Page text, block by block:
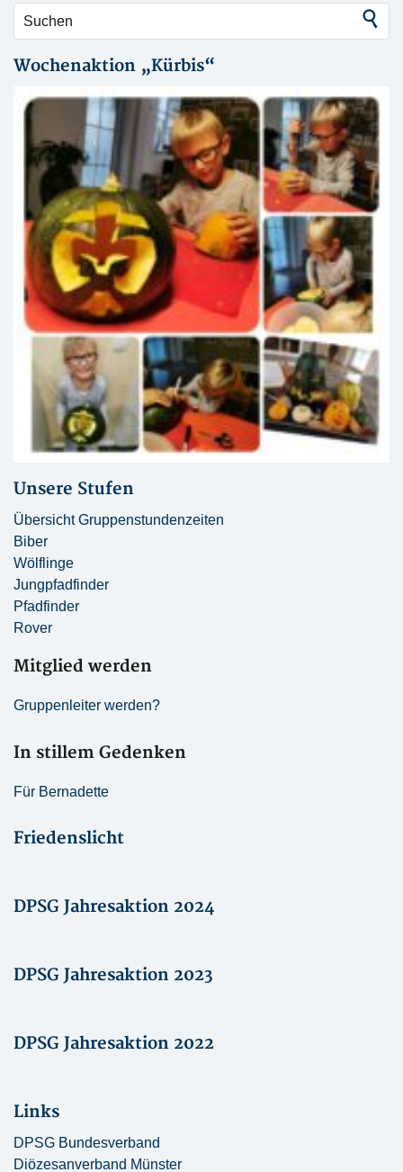
Wochenaktion „Kürbis“
Unsere Stufen
Übersicht Gruppenstundenzeiten
Biber
Wölflinge
Jungpfadfinder
Pfadfinder
Rover
Mitglied werden
Gruppenleiter werden?
In stillem Gedenken
Für Bernadette
Friedenslicht
DPSG Jahresaktion 2024
DPSG Jahresaktion 2023
DPSG Jahresaktion 2022
Links
DPSG Bundesverband
Diözesanverband Münster